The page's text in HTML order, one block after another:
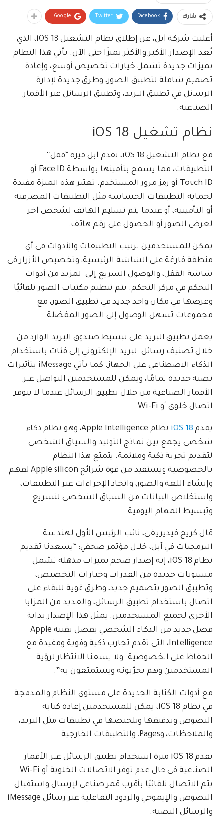
شارك Facebook
Twitter
Google+
أعلنت شركة آبل، عن إطلاق نظام التشغيل iOS 18، الذي
يُعد الإصدار الأكبر والأكثر تميزًا حتى الآن. يأتي هذا النظام
بميزات جديدة تشمل خيارات تخصيص أوسع، وإعادة
تصميم شاملة لتطبيق الصور، وطرق جديدة لإدارة
الرسائل في تطبيق البريد، وتطبيق الرسائل عبر الأقمار
الصناعية.
نظام تشغيل iOS 18
مع نظام التشغيل iOS 18، تقدم آبل ميزة “قفل”
التطبيقات، مما يسمح بتأمينها بواسطة Face ID أو
Touch ID أو رمز مرور المستخدم. تعتبر هذه الميزة مفيدة
لحماية التطبيقات الحساسة مثل التطبيقات المصرفية
أو التأمينية، أو عندما يتم تسليم الهاتف لشخص آخر
لعرض الصور أو الحصول على رقم هاتف.
يمكن للمستخدمين ترتيب التطبيقات والأدوات في أي
منطقة فارغة على الشاشة الرئيسية، وتخصيص الأزرار في
شاشة القفل، والوصول السريع إلى المزيد من أدوات
التحكم في مركز التحكم. يتم تنظيم مكتبات الصور تلقائيًا
وعرضها في مكان واحد جديد في تطبيق الصور، مع
مجموعات تسهل الوصول إلى الصور المفضلة.
يعمل تطبيق البريد على تبسيط صندوق البريد الوارد من
خلال تصنيف رسائل البريد الإلكتروني إلى فئات باستخدام
الذكاء الاصطناعي على الجهاز. كما يأتي iMessage بتأثيرات
نصية جديدة تمامًا، ويمكن للمستخدمين التواصل عبر
الأقمار الصناعية من خلال تطبيق الرسائل عندما لا يتوفر
اتصال خلوي أو Wi-Fi.
يقدم iOS 18
نظام Apple Intelligence، وهو نظام ذكاء
شخصي يجمع بين نماذج التوليد والسياق الشخصي
لتقديم تجربة ذكية وملائمة. يتمتع هذا النظام
بالخصوصية ويستفيد من قوة شرائح Apple silicon لفهم
وإنشاء اللغة والصور، واتخاذ الإجراءات عبر التطبيقات،
واستخلاص البيانات من السياق الشخصي لتسريع
وتبسيط المهام اليومية.
قال كريج فيديريغي، نائب الرئيس الأول لهندسة
البرمجيات في آبل، خلال مؤتمر صحفي: “يسعدنا تقديم
نظام iOS 18، إنه إصدار ضخم بميزات مذهلة تشمل
مستويات جديدة من القدرات وخيارات التخصيص،
وتطبيق الصور بتصميم جديد، وطرق قوية للبقاء على
اتصال باستخدام تطبيق الرسائل، والعديد من المزايا
الأخرى لجميع المستخدمين. يمثل هذا الإصدار بداية
فصل جديد من الذكاء الشخصي بفضل تقنية Apple
Intelligence، التي تقدم تجارب ذكية وقوية ومفيدة مع
الحفاظ على الخصوصية. ولا يسعنا الانتظار لرؤية
المستخدمين وهم يجرّبونه ويستمتعون به”.
مع أدوات الكتابة الجديدة على مستوى النظام والمدمجة
في نظام iOS 18، يمكن للمستخدمين إعادة كتابة
النصوص وتدقيقها وتلخيصها في تطبيقات مثل البريد،
والملاحظات، وPages، والتطبيقات الخارجية.
يقدم iOS 18 ميزة استخدام تطبيق الرسائل عبر الأقمار
الصناعية في حال عدم توفر الاتصالات الخلوية أو Wi-Fi.
يتم الاتصال تلقائيًا بأقرب قمر صناعي لإرسال واستقبال
النصوص والإيموجي والردود التفاعلية عبر رسائل iMessage
والرسائل النصية.